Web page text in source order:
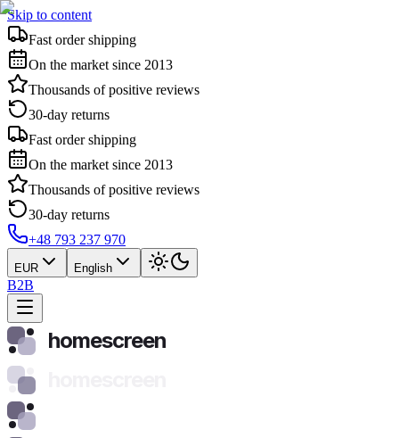
Skip to content
Fast order shipping
On the market since 2013
Thousands of positive reviews
30-day returns
Fast order shipping
On the market since 2013
Thousands of positive reviews
30-day returns
+48 793 237 970
EUR English
B2B
homescreen